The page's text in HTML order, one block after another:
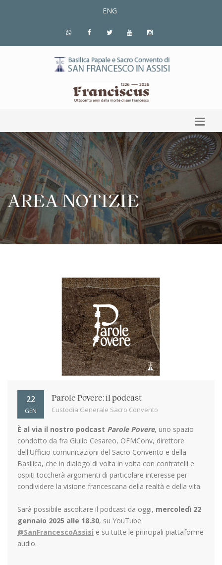
ENG
AREA NOTIZIE
22
GEN
Parole Povere: il podcast
Custodia Generale Sacro Convento
È al via il nostro podcast Parole Povere, uno spazio
condotto da fra Giulio Cesareo, OFMConv, direttore
dell'Ufficio comunicazioni del Sacro Convento e della
Basilica, che in dialogo di volta in volta con confratelli e
ospiti toccherà argomenti di particolare interesse per
condividere la visione francescana della realtà e della vita.
Sarà possibile ascoltare il podcast da oggi, mercoledì 22
gennaio 2025 alle 18.30, su YouTube
@SanFrancescoAssisi e su tutte le principali piattaforme
audio.